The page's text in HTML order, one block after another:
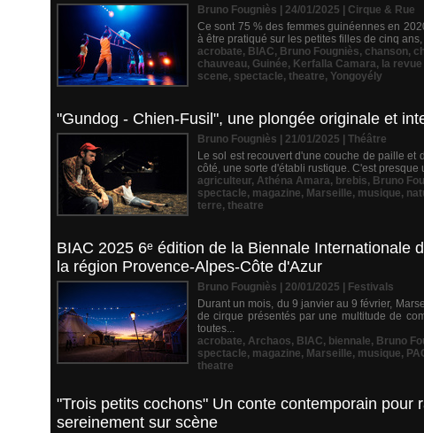
Bruno Fougniès | 24/01/2025
Cirque & Rue
Ce sont 75 % des femmes guinéennes en
à être pratiqué sur les petites filles de cinq
acrobate, BIAC, Bruno Fougniès, chanson,
chauveau, Guinée, Kerfalla Camara, la
scene, spectacle, theatre, Yongoyély
"Gundog - Chien-Fusil", une plongée originale et
Bruno Fougniès | 21/01/2025
Théâtre
Le sol est recouvert d'une couche de paille et
côté, une sorte d'établi rustique. C'est
agriculteur, Athéna Amara, brebis, Bruno
spectacle, magazine, Marseille, musique,
terre, theatre
BIAC 2025 6ᵉ édition de la Biennale Internationale
la région Provence-Alpes-Côte d'Azur
Bruno Fougniès | 20/01/2025
Festivals
Durant un mois, du 9 janvier au 9 février,
de cirque présentés par une multitude de
toutes...
acrobate, Archaos, BIAC, biennale, Bruno
spectacle, magazine, Marseille, musique,
theatre
"Trois petits cochons" Un conte contemporain
sereinement sur scène